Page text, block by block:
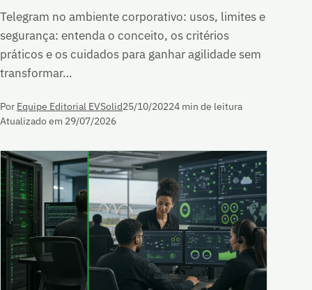
Telegram no ambiente corporativo: usos, limites e
segurança: entenda o conceito, os critérios
práticos e os cuidados para ganhar agilidade sem
transformar…
Por Equipe Editorial EVSolid25/10/20224 min de leitura
Atualizado em 29/07/2026